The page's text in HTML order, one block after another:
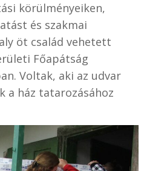
körülményeiken,
és szakmai
öt család vehetett
Főapátság
Voltak, aki az udvar
a ház tatarozásához